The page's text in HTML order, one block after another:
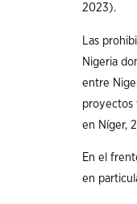
2023).
Las
Nigeria
entre
proyectos
en Níger,
En el
en